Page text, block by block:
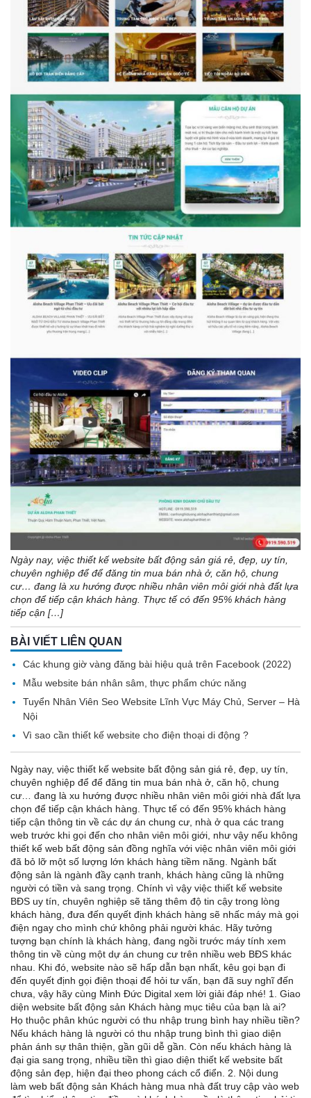
Ngày nay, việc thiết kế website bất động sản giá rẻ, đẹp, uy tín,
chuyên nghiệp để để đăng tin mua bán nhà ở, căn hộ, chung
cư… đang là xu hướng được nhiều nhân viên môi giới nhà đất lựa
chọn để tiếp cận khách hàng. Thực tế có đến 95% khách hàng
tiếp cận […]
BÀI VIẾT LIÊN QUAN
Các khung giờ vàng đăng bài hiệu quả trên Facebook (2022)
Mẫu website bán nhân sâm, thực phẩm chức năng
Tuyển Nhân Viên Seo Website Lĩnh Vực Máy Chủ, Server – Hà
Nội
Vì sao cần thiết kế website cho điện thoại di động ?
Ngày nay, việc thiết kế website bất động sản giá rẻ, đẹp, uy tín,
chuyên nghiệp để để đăng tin mua bán nhà ở, căn hộ, chung
cư… đang là xu hướng được nhiều nhân viên môi giới nhà đất lựa
chọn để tiếp cận khách hàng. Thực tế có đến 95% khách hàng
tiếp cận thông tin về các dự án chung cư, nhà ở qua các trang
web trước khi gọi đến cho nhân viên môi giới, như vậy nếu không
thiết kế web bất động sản đồng nghĩa với việc nhân viên môi giới
đã bỏ lỡ một số lượng lớn khách hàng tiềm năng. Ngành bất
động sản là ngành đầy cạnh tranh, khách hàng cũng là những
người có tiền và sang trọng. Chính vì vậy việc thiết kế website
BĐS uy tín, chuyên nghiệp sẽ tăng thêm độ tin cậy trong lòng
khách hàng, đưa đến quyết định khách hàng sẽ nhấc máy mà gọi
điện ngay cho mình chứ không phải người khác. Hãy tưởng
tượng bạn chính là khách hàng, đang ngồi trước máy tính xem
thông tin về cùng một dự án chung cư trên nhiều web BĐS khác
nhau. Khi đó, website nào sẽ hấp dẫn bạn nhất, kêu gọi bạn đi
đến quyết định gọi điện thoại để hỏi tư vấn, bạn đã suy nghĩ đến
chưa, vậy hãy cùng Minh Đức Digital xem lời giải đáp nhé! 1. Giao
diện website bất động sản Khách hàng mục tiêu của bạn là ai?
Họ thuộc phân khúc người có thu nhập trung bình hay nhiều tiền?
Nếu khách hàng là người có thu nhập trung bình thì giao diện
phản ánh sự thân thiện, gần gũi dễ gần. Còn nếu khách hàng là
đại gia sang trọng, nhiều tiền thì giao diện thiết kế website bất
động sản đẹp, hiện đại theo phong cách cổ điển. 2. Nội dung
làm web bất động sản Khách hàng mua nhà đất truy cập vào web